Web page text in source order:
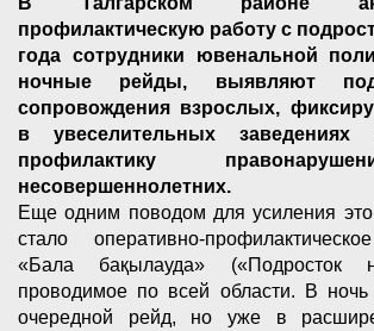
профилактическую работу с
года сотрудники ювенальной
ночные рейды, выявляют
сопровождения взрослых,
в увеселительных
профилактику
несовершеннолетних.
Еще одним поводом для усиления
стало оперативно-
«Бала бақылауда» («Подросток
проводимое по всей области. В
очередной рейд, но уже в